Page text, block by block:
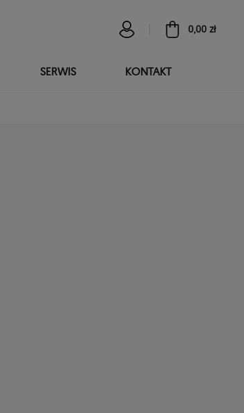
0,00 zł
SERWIS KONTAKT